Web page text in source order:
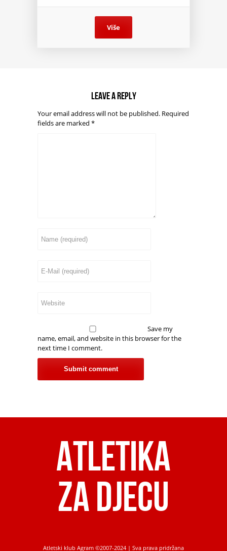
Više
Leave a reply
Your email address will not be published. Required
fields are marked *
Save my
name, email, and website in this browser for the
next time I comment.
Atletika
za djecu
Atletski klub Agram ©2007-2024 | Sva prava pridržana